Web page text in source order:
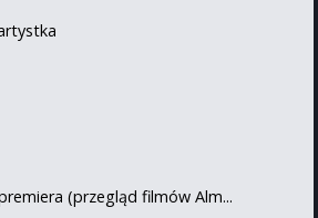
(przegląd filmów Alm...